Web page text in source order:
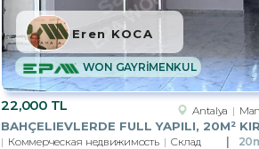
22,000 TL Antalya
BAHÇELIEVLERDE FULL YAPILI, 20M²
Коммерческая недвижимость Склад
WON GAYRİMENKUL
Eren KOCA